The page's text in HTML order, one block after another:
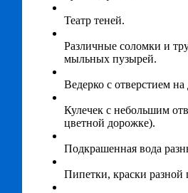
Театр теней.
Различные соломки и
мыльных пузырей.
Ведерко с отверстием на
Кулечек с небольшим
цветной дорожке).
Подкрашенная вода
Пипетки, краски